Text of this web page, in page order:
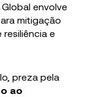
envolve
mitigação
e
preza pela
ao